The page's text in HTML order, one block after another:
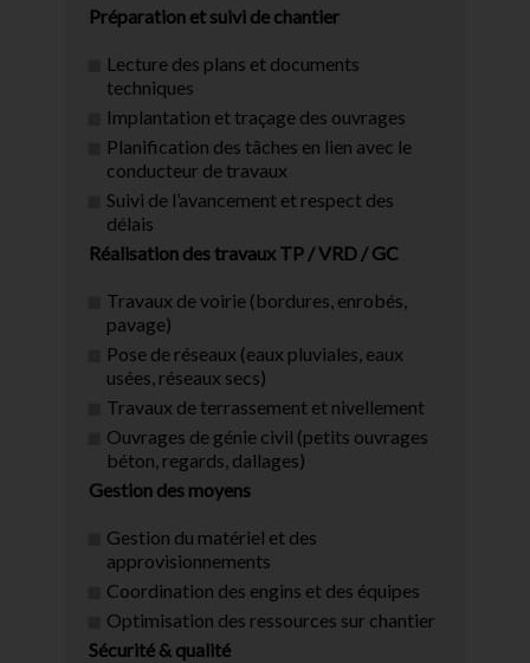
Préparation et suivi de chantier
Lecture des plans et documents
techniques
Implantation et traçage des ouvrages
Planification des tâches en lien avec le
conducteur de travaux
Suivi de l’avancement et respect des
délais
Réalisation des travaux TP / VRD / GC
Travaux de voirie (bordures, enrobés,
pavage)
Pose de réseaux (eaux pluviales, eaux
usées, réseaux secs)
Travaux de terrassement et nivellement
Ouvrages de génie civil (petits ouvrages
béton, regards, dallages)
Gestion des moyens
Gestion du matériel et des
approvisionnements
Coordination des engins et des équipes
Optimisation des ressources sur chantier
Sécurité & qualité